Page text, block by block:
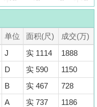
单位 面积(尺)
成交(万)
J 实 1114
1888
D 实 590
1150
B 实 467
728
A 实 737
1186